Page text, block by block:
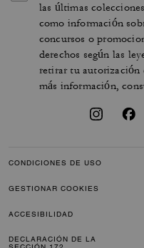
las últimas
como información
concursos o
derechos según las
retirar tu autorización
más información,
CONDICIONES DE USO
GESTIONAR COOKIES
ACCESIBILIDAD
DECLARACIÓN DE LA